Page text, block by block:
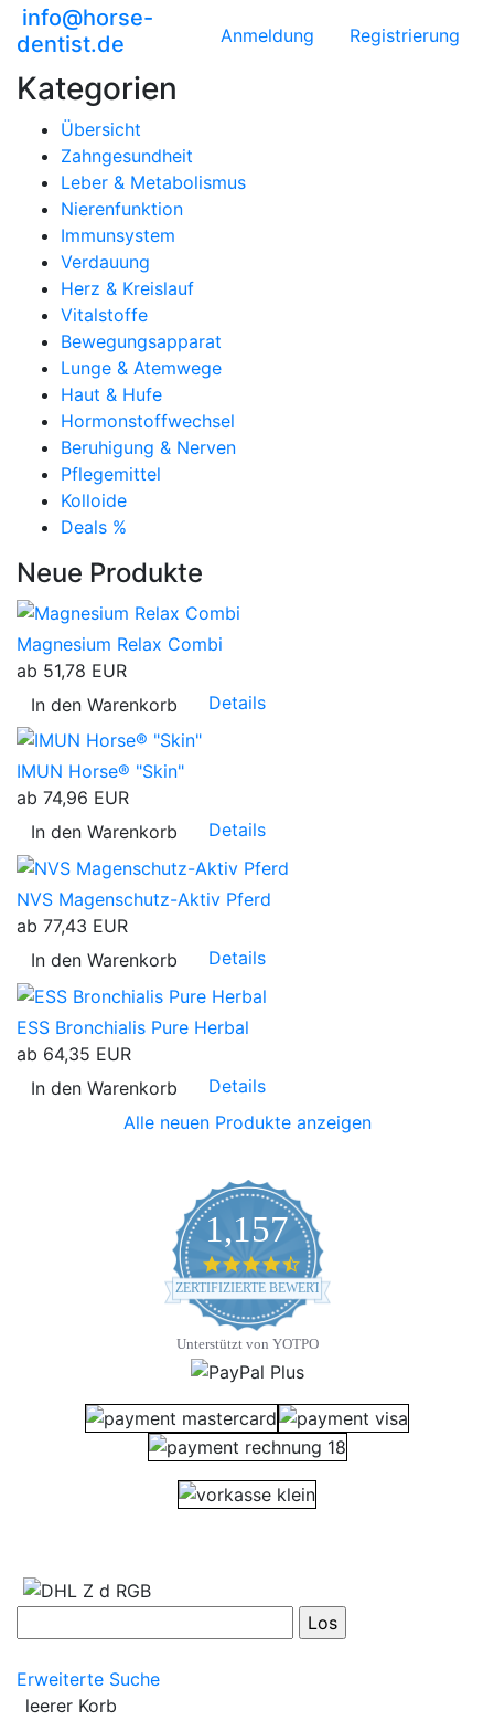
info@horse-
dentist.de
Anmeldung Registrierung
Kategorien
Übersicht
Zahngesundheit
Leber & Metabolismus
Nierenfunktion
Immunsystem
Verdauung
Herz & Kreislauf
Vitalstoffe
Bewegungsapparat
Lunge & Atemwege
Haut & Hufe
Hormonstoffwechsel
Beruhigung & Nerven
Pflegemittel
Kolloide
Deals %
Neue Produkte
Magnesium Relax Combi
ab 51,78 EUR
In den Warenkorb
Details
IMUN Horse® "Skin"
ab 74,96 EUR
In den Warenkorb
Details
NVS Magenschutz-Aktiv Pferd
ab 77,43 EUR
In den Warenkorb
Details
ESS Bronchialis Pure Herbal
ab 64,35 EUR
In den Warenkorb
Details
Alle neuen Produkte anzeigen
1,157
4.7 star rating
ZERTIFIZIERTE BEWERTUNGEN
Unterstützt von YOTPO
Erweiterte Suche
leerer Korb